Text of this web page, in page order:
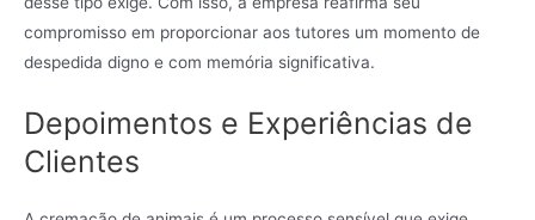
compromisso em proporcionar aos tutores um momento de
despedida digno e com memória significativa.
Depoimentos e Experiências de
Clientes